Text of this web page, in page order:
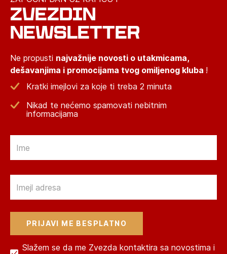
ZVEZDIN
NEWSLETTER
Ne propusti najvažnije novosti o utakmicama,
dešavanjima i promocijama tvog omiljenog kluba !
Kratki imejlovi za koje ti treba 2 minuta
Nikad te nećemo spamovati nebitnim
informacijama
Slažem se da me Zvezda kontaktira sa novostima i